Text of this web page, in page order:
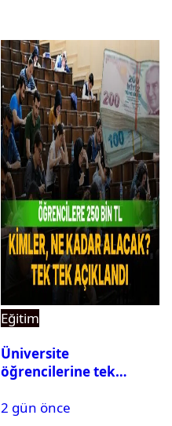
Eğitim
Üniversite
öğrencilerine tek
60 bin liraya kadar burs
2 gün önce